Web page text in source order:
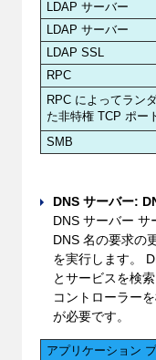
LDAP サーバー
LDAP サーバー
LDAP SSL
RPC
RPC によってラン
た非特権 TCP ポー
SMB
DNS サーバー:
DNS サーバー サ
DNS 名の要求の
を実行します。
とサービスを検
コントローラー
が必要です。
アプリケーション